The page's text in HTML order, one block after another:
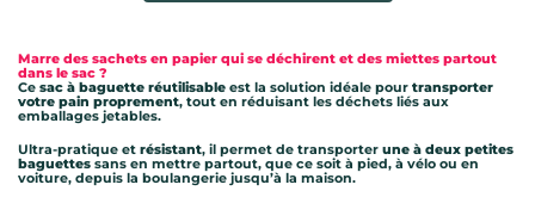
Marre des sachets en papier qui se déchirent et des miettes partout
dans le sac ?
Ce sac à baguette réutilisable est la solution idéale pour transporter
votre pain proprement, tout en réduisant les déchets liés aux
emballages jetables.
Ultra-pratique et résistant, il permet de transporter une à deux petites
baguettes sans en mettre partout, que ce soit à pied, à vélo ou en
voiture, depuis la boulangerie jusqu’à la maison.